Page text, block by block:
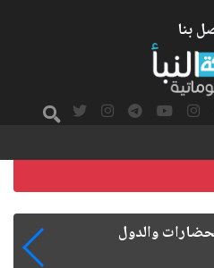
بنا
على صفيح ساخن